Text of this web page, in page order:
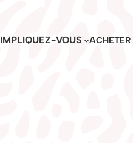
IMPLIQUEZ-VOUS